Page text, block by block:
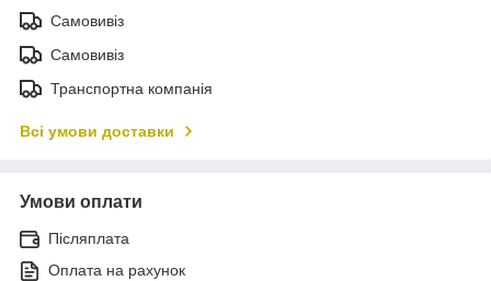
Самовивіз
Самовивіз
Транспортна компанія
Всі умови доставки
Умови оплати
Післяплата
Оплата на рахунок